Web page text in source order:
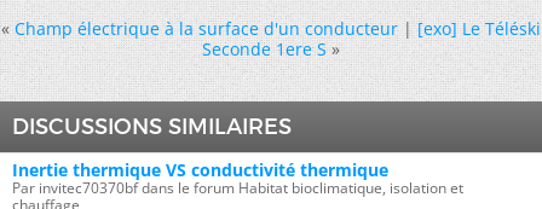
« Champ électrique à la surface d'un conducteur|[exo] Le Téléski
Seconde 1ere S »
DISCUSSIONS SIMILAIRES
Inertie thermique VS conductivité thermique
Par invitec70370bf dans le forum Habitat bioclimatique, isolation et
chauffage